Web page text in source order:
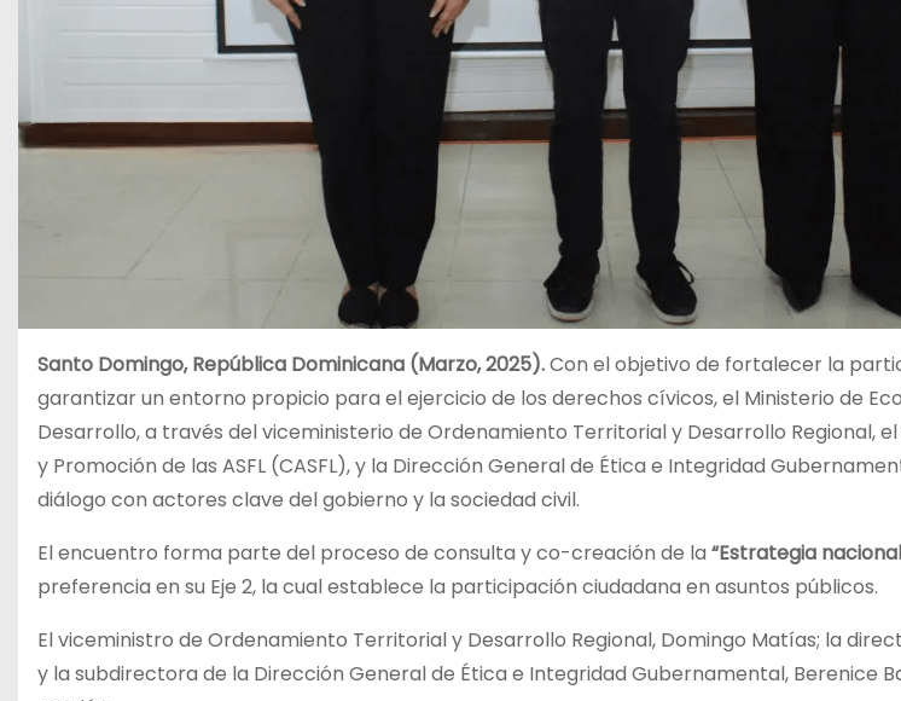
Santo Domingo, República Dominicana (Marzo, 2025).Con el objetivo de fortalecer la
garantizar un entorno propicio para el ejercicio de los derechos cívicos, el Ministerio de
Desarrollo, a través del viceministerio de Ordenamiento Territorial y Desarrollo Regional,
y Promoción de las ASFL (CASFL), y la Dirección General de Ética e Integridad
diálogo con actores clave del gobierno y la sociedad civil.
El encuentro forma parte del proceso de consulta y co-creación de la “Estrategia
preferencia en su Eje 2, la cual establece la participación ciudadana en asuntos públicos.
El viceministro de Ordenamiento Territorial y Desarrollo Regional, Domingo Matías; la
y la subdirectora de la Dirección General de Ética e Integridad Gubernamental, Berenice